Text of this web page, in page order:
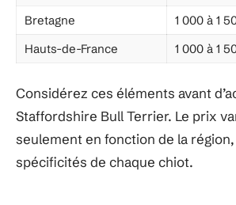
Bretagne
1 000 à 1
Hauts-de-France
1 000 à 1
Considérez ces éléments avant
Staffordshire Bull Terrier. Le prix
seulement en fonction de la
spécificités de chaque chiot.